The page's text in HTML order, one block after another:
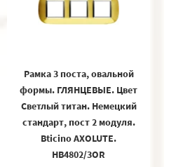
Рамка 3 поста, овальной
формы. ГЛЯНЦЕВЫЕ. Цвет
Светлый титан. Немецкий
стандарт, пост 2 модуля.
Bticino AXOLUTE.
HB4802/3OR